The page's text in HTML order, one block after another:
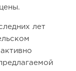
лет